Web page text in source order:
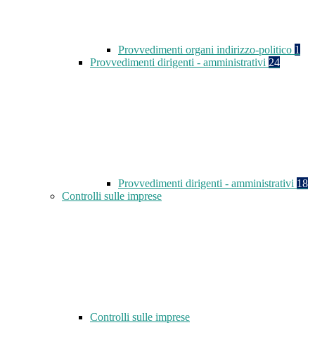
Provvedimenti organi indirizzo-politico 1
Provvedimenti dirigenti - amministrativi 24
Provvedimenti dirigenti - amministrativi 18
Controlli sulle imprese
Controlli sulle imprese